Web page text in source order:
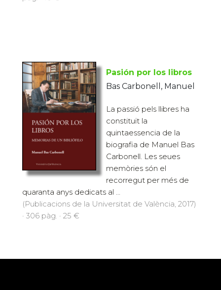
Pasión por los libros
Bas Carbonell, Manuel
La passió pels llibres ha
constituït la
quintaessencia de la
biografia de Manuel Bas
Carbonell. Les seues
memòries són el
recorregut per més de
quaranta anys dedicats al ...
(Publicacions de la Universitat de València, 2017)
· 306 pàg. · 25 €